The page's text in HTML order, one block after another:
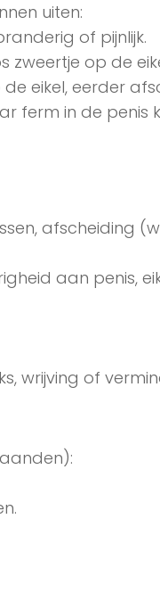
uiten:
of pijnlijk.
zweertje op de
eikel, eerder
ferm in de penis
afscheiding
aan penis,
wrijving of